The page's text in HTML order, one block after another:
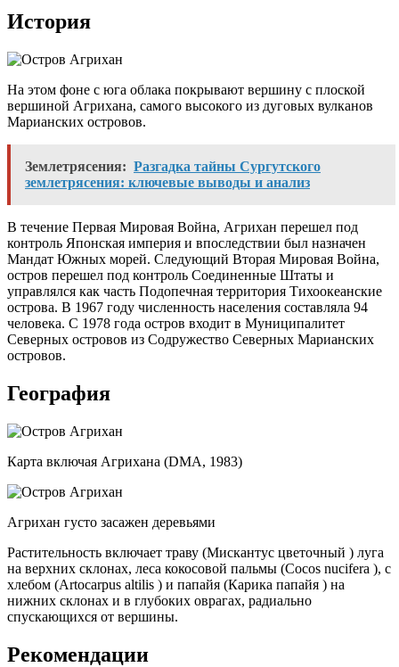
История
На этом фоне с юга облака покрывают вершину с плоской
вершиной Агрихана, самого высокого из дуговых вулканов
Марианских островов.
Землетрясения: Разгадка тайны Сургутского
землетрясения: ключевые выводы и анализ
В течение Первая Мировая Война, Агрихан перешел под
контроль Японская империя и впоследствии был назначен
Мандат Южных морей. Следующий Вторая Мировая Война,
остров перешел под контроль Соединенные Штаты и
управлялся как часть Подопечная территория Тихоокеанские
острова. В 1967 году численность населения составляла 94
человека. С 1978 года остров входит в Муниципалитет
Северных островов из Содружество Северных Марианских
островов.
География
Карта включая Агрихана (DMA, 1983)
Агрихан густо засажен деревьями
Растительность включает траву (Мискантус цветочный ) луга
на верхних склонах, леса кокосовой пальмы (Cocos nucifera ), с
хлебом (Artocarpus altilis ) и папайя (Карика папайя ) на
нижних склонах и в глубоких оврагах, радиально
спускающихся от вершины.
Рекомендации